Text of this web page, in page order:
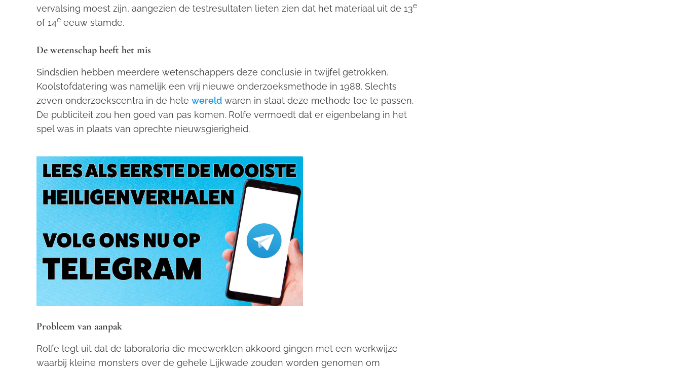
vervalsing moest zijn, aangezien de testresultaten lieten zien dat het materiaal uit de 13e
of 14e eeuw stamde.
De wetenschap heeft het mis
Sindsdien hebben meerdere wetenschappers deze conclusie in twijfel getrokken.
Koolstofdatering was namelijk een vrij nieuwe onderzoeksmethode in 1988. Slechts
zeven onderzoekscentra in de hele wereld waren in staat deze methode toe te passen.
De publiciteit zou hen goed van pas komen. Rolfe vermoedt dat er eigenbelang in het
spel was in plaats van oprechte nieuwsgierigheid.
Probleem van aanpak
Rolfe legt uit dat de laboratoria die meewerkten akkoord gingen met een werkwijze
waarbij kleine monsters over de gehele Lijkwade zouden worden genomen om